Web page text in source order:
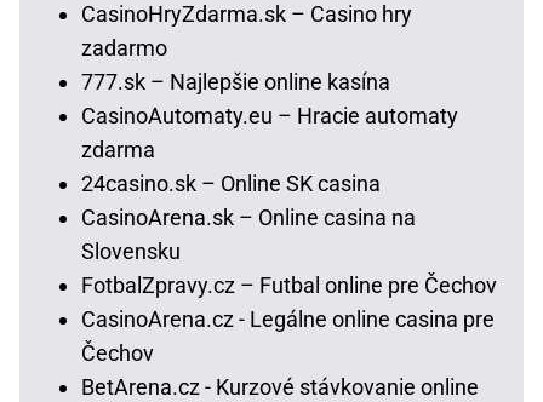
CasinoHryZdarma.sk – Casino hry
zadarmo
777.sk – Najlepšie online kasína
CasinoAutomaty.eu – Hracie automaty
zdarma
24casino.sk – Online SK casina
CasinoArena.sk – Online casina na
Slovensku
FotbalZpravy.cz – Futbal online pre Čechov
CasinoArena.cz - Legálne online casina pre
Čechov
BetArena.cz - Kurzové stávkovanie online